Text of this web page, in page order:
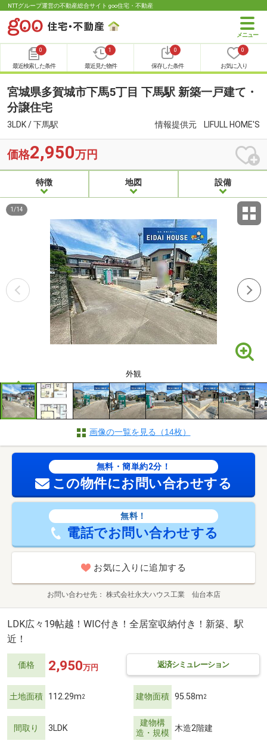
NTTグループ運営の不動産総合サイト goo住宅・不動産
0
最近検索した条件
1
最近見た物件
0
保存した条件
0
お気に入り
宮城県多賀城市下馬5丁目 下馬駅 新築一戸建て・
分譲住宅
3LDK / 下馬駅 情報提供元 LIFULL HOME'S
価格2,950万円
特徴 地図 設備
外観
1 /14
画像の一覧を見る（14枚）
無料・簡単約2分！
この物件にお問い合わせする
無料！
電話でお問い合わせする
お気に入りに追加する
お問い合わせ先 株式会社永大ハウス工業 仙台本店
LDK広々19帖越！WIC付き！全居室収納付き！新築、駅
近！
価格 返済シミュレーション
2,950万円
土地面積 112.29m2 建物面積 95.58m2
間取り 3LDK
建物構
造・規模 木造2階建